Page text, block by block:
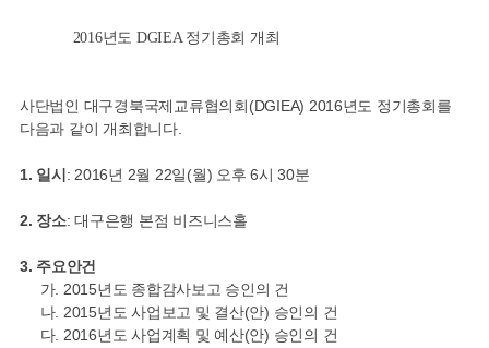
2016년도 DGIEA 정기총회 개최
사단법인 대구경북국제교류협의회(DGIEA) 2016년도 정기총회를
다음과 같이 개최합니다.
1. 일시 : 2016년 2월 22일(월) 오후 6시 30분
2. 장소: 대구은행 본점 비즈니스홀
3. 주요안건
가. 2015년도 종합감사보고 승인의 건
나. 2015년도 사업보고 및 결산(안) 승인의 건
다. 2016년도 사업계획 및 예산(안) 승인의 건